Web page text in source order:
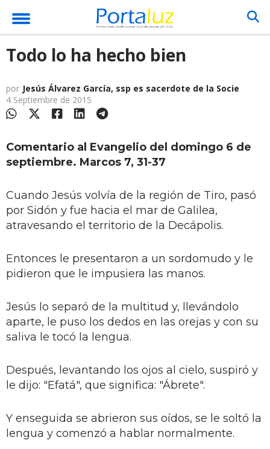
Todo lo ha hecho bien
por Jesús Álvarez García, ssp es sacerdote de la Socie
4 Septiembre de 2015
Comentario al Evangelio del domingo 6 de
septiembre. Marcos 7, 31-37
Cuando Jesús volvía de la región de Tiro, pasó
por Sidón y fue hacia el mar de Galilea,
atravesando el territorio de la Decápolis.
Entonces le presentaron a un sordomudo y le
pidieron que le impusiera las manos.
Jesús lo separó de la multitud y, llevándolo
aparte, le puso los dedos en las orejas y con su
saliva le tocó la lengua.
Después, levantando los ojos al cielo, suspiró y
le dijo: "Efatá", que significa: "Ábrete".
Y enseguida se abrieron sus oídos, se le soltó la
lengua y comenzó a hablar normalmente.